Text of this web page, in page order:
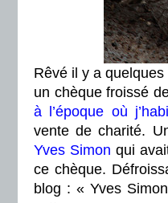
Rêvé il y a
un chèque froissé
à l’époque où
vente de charité.
Yves Simon qui
ce chèque.
blog : « Yves